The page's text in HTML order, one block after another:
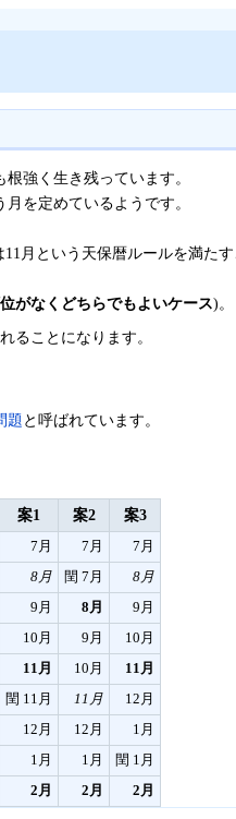
強く生き残っています。
を定めているようです。
月という天保暦ルールを満た
がなくどちらでもよいケース)。
ることになります。
題と呼ばれています。
案1 案2 案3
7月 7月
7月
8月 閏 7月
8月
9月 8月
9月
10月 9月
10月
11月 10月
11月
閏 11月 11月
12月
12月 12月
1月
1月 1月
閏 1月
2月 2月 2月